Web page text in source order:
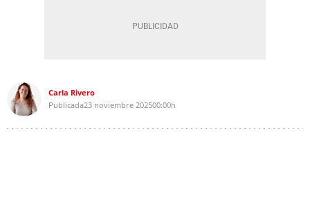
Carla Rivero
Publicada23 noviembre 202500:00h